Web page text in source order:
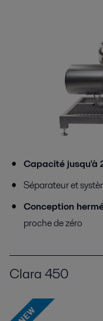
Capacité
Séparateur et
Conception
proche de zéro
Clara 450